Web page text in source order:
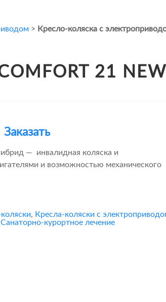
> Кресло-коляска с
21
Заказать
— инвалидная коляска и
и возможностью механического
, Кресла-коляски с
Санаторно-курортное лечение